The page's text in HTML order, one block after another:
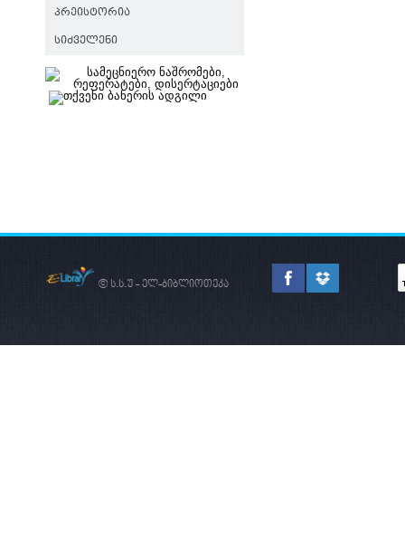
ᲞᲠᲔᲘᲡᲢᲝᲠᲘᲐ
ᲡᲘᲫᲕᲔᲚᲔᲜᲘ
© ს.ს.უ - ელ-ბიბლიოთეკა